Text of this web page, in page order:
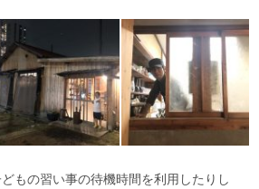
もの習い事の待機時間を利用したりし